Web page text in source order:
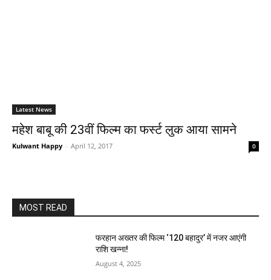
Latest News
महेश बाबू की 23वीं फिल्‍म का फर्स्‍ट लुक आया सामने
Kulwant Happy - April 12, 2017 0
MOST READ
फरहान अख्तर की फिल्म ‘120 बहादुर’ में नजर आएंगी
राशि खन्ना!
August 4, 2025